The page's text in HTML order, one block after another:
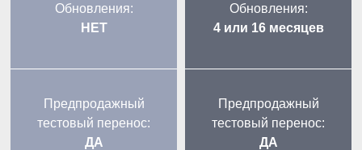
Обновления:
НЕТ
Предпродажный
тестовый перенос:
ДА
Обновления:
4 или 16 месяцев
Предпродажный
тестовый перенос:
ДА